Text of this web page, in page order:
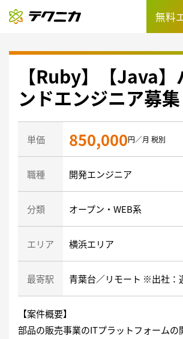
無料
【Ruby】【Java
ンドエンジニア募集
単価 850,000円／月 税別
職種 開発エンジニア
分類 オープン・WEB系
エリア 横浜エリア
最寄駅 青葉台／リモート ※出社：
【案件概要】
部品の販売事業のITプラットフォームの